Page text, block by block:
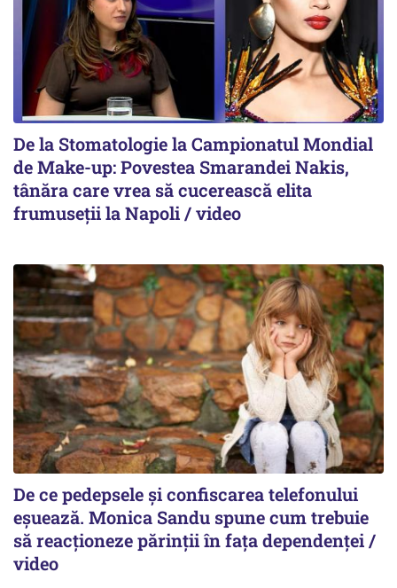
De la Stomatologie la Campionatul Mondial
de Make-up: Povestea Smarandei Nakis,
tânăra care vrea să cucerească elita
frumuseții la Napoli / video
De ce pedepsele și confiscarea telefonului
eșuează. Monica Sandu spune cum trebuie
să reacționeze părinții în fața dependenței /
video